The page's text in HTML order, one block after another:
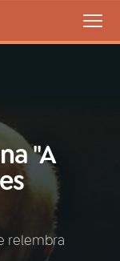
VIVO
"A
relembra